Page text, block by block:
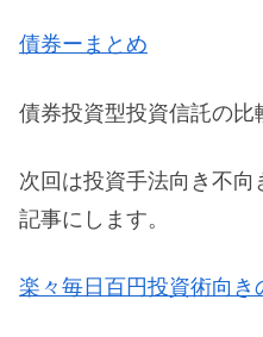
債券ーまとめ
債券投資型投資信託の比
次回は投資手法向き不
記事にします。
楽々毎日百円投資術向き